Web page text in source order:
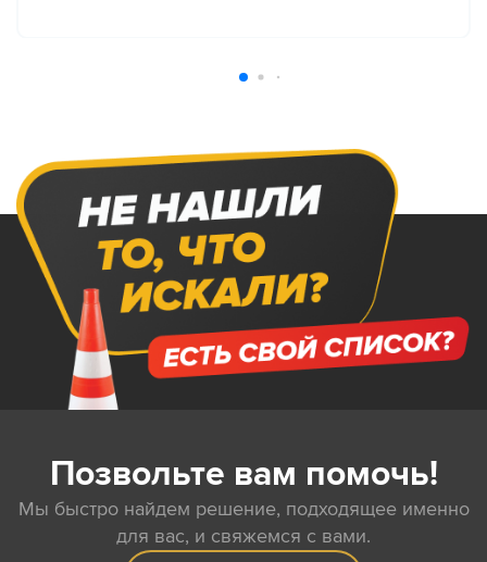
Позвольте вам помочь!
Мы быстро найдем решение, подходящее именно
для вас, и свяжемся с вами.